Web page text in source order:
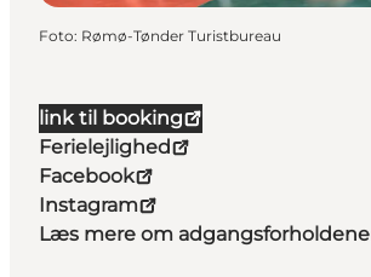
link til booking
Ferielejlighed
Facebook
Instagram
Læs mere om adgangsforholdene
Foto: Rømø-Tønder Turistbureau